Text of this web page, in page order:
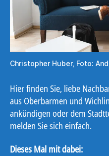
Christopher Huber, Foto:
Hier finden Sie, liebe
aus Oberbarmen und
ankündigen oder dem
melden Sie sich einfach.
Dieses Mal mit dabei: